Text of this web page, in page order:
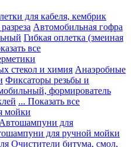
для кабеля, кембрик
Автомобильная гофра
Гибкая оплетка (змеиная
все
стекол и химия Анаэробные
Фиксаторы резьбы и
формирователь
... Показать все
мойки
Автошампуни для
для ручной мойки
Очистители битума, смол,